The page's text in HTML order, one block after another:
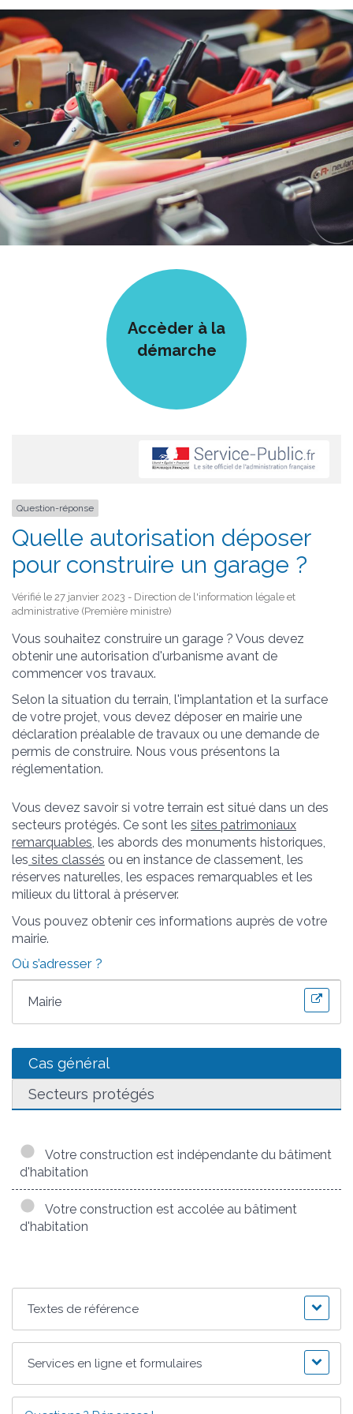
Accèder à la
démarche
Question-réponse
Quelle autorisation déposer
pour construire un garage ?
Vérifié le 27 janvier 2023 - Direction de l'information légale et
administrative (Première ministre)
Vous souhaitez construire un garage ? Vous devez
obtenir une autorisation d'urbanisme avant de
commencer vos travaux.
Selon la situation du terrain, l'implantation et la surface
de votre projet, vous devez déposer en mairie une
déclaration préalable de travaux ou une demande de
permis de construire. Nous vous présentons la
réglementation.
Vous devez savoir si votre terrain est situé dans un des
secteurs protégés. Ce sont les sites patrimoniaux
remarquables, les abords des monuments historiques,
les sites classés ou en instance de classement, les
réserves naturelles, les espaces remarquables et les
milieux du littoral à préserver.
Vous pouvez obtenir ces informations auprès de votre
mairie.
Où s’adresser ?
Mairie
Cas général
Secteurs protégés
Votre construction est indépendante du bâtiment
d'habitation
Votre construction est accolée au bâtiment
d'habitation
Textes de référence
Services en ligne et formulaires